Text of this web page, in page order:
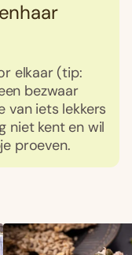
elkaar (tip:
bezwaar
van iets lekkers
niet kent en wil
proeven.